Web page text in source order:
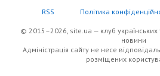
RSS Політика
© 2015–2026, site.ua — клуб українських
новини
Адміністрація сайту не несе
розміщених